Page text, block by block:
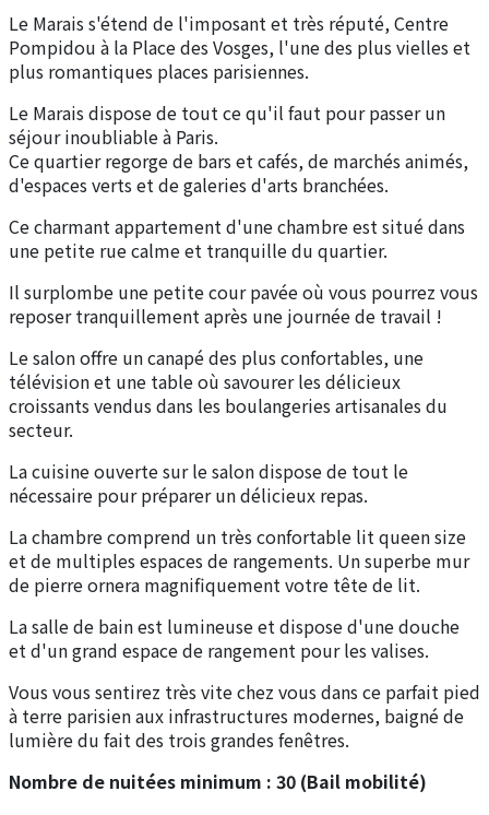
Le Marais s'étend de l'imposant et très réputé, Centre
Pompidou à la Place des Vosges, l'une des plus vielles et
plus romantiques places parisiennes.
Le Marais dispose de tout ce qu'il faut pour passer un
séjour inoubliable à Paris.
Ce quartier regorge de bars et cafés, de marchés animés,
d'espaces verts et de galeries d'arts branchées.
Ce charmant appartement d'une chambre est situé dans
une petite rue calme et tranquille du quartier.
Il surplombe une petite cour pavée où vous pourrez vous
reposer tranquillement après une journée de travail !
Le salon offre un canapé des plus confortables, une
télévision et une table où savourer les délicieux
croissants vendus dans les boulangeries artisanales du
secteur.
La cuisine ouverte sur le salon dispose de tout le
nécessaire pour préparer un délicieux repas.
La chambre comprend un très confortable lit queen size
et de multiples espaces de rangements. Un superbe mur
de pierre ornera magnifiquement votre tête de lit.
La salle de bain est lumineuse et dispose d'une douche
et d'un grand espace de rangement pour les valises.
Vous vous sentirez très vite chez vous dans ce parfait pied
à terre parisien aux infrastructures modernes, baigné de
lumière du fait des trois grandes fenêtres.
Nombre de nuitées minimum : 30 (Bail mobilité)